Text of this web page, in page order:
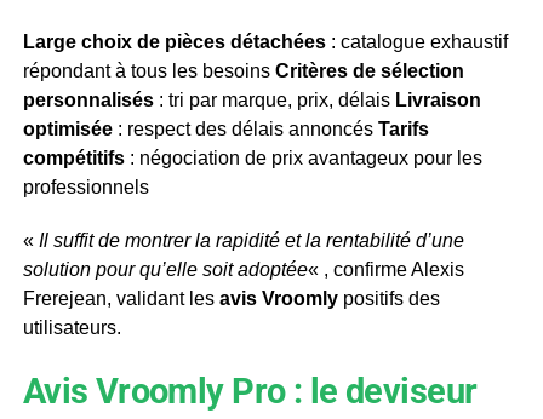
Large choix de pièces détachées: catalogue exhaustif
répondant à tous les besoins Critères de sélection
personnalisés: tri par marque, prix, délais Livraison
optimisée: respect des délais annoncés Tarifs
compétitifs: négociation de prix avantageux pour les
professionnels
« Il suffit de montrer la rapidité et la rentabilité d’une
solution pour qu’elle soit adoptée« , confirme Alexis
Frerejean, validant les avis Vroomlypositifs des
utilisateurs.
Avis Vroomly Pro : le deviseur